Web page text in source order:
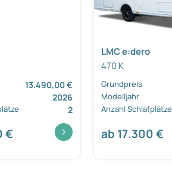
13.490,00 €
2026
2
€
LMC e:dero
470 K
Grundpreis
Modelljahr
Anzahl Schlafplätze
ab 17.300 €